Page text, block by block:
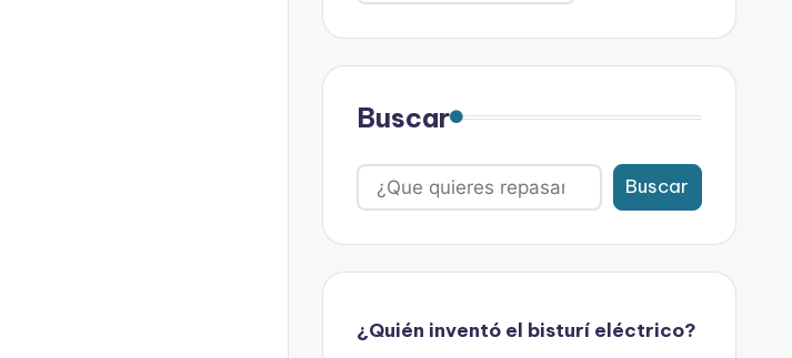
Buscar
Buscar
¿Quién inventó el bisturí eléctrico?